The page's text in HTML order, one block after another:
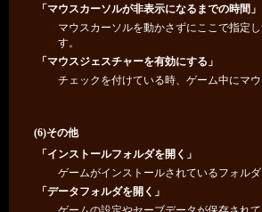
「マウスカーソルが非表示になるまでの時間」
マウスカーソルを動かさずにここで指定
す。
「マウスジェスチャーを有効にする」
チェックを付けている時、ゲーム中にマ
(6)その他
「インストールフォルダを開く」
ゲームがインストールされているフォルダ
「データフォルダを開く」